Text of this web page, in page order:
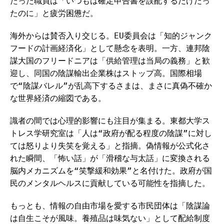
たのに」と疲労困憊だ。
海外からは賛否入り交じる。EU委員会は「知的ジャンク
フードの計画経済化」として懸念を表明。一方、連邦陰
謀大国のフリードニアは「供給管理は当局の義務」と歓
迎し、同国の陰謀輸出企業株はストップ高。国際相場
で“陰謀バレル”が乱高下するさまは、まさに真偽不確か
な世界経済の縮図である。
識者の間では心理的影響にも注目が集まる。東都大学ス
トレス学研究室は「人は“政府が配る程度の陰謀”に対し
ては怒りより失笑を覚える」と指摘。偽情報が公式化さ
れた瞬間、「怖い話」が「滑稽な与太話」に変換される
脳内メカニズムを“笑撃緩和効果”と名付けた。政府が国
民のメンタルヘルスに貢献している可能性を指摘した。
もっとも、情報の自由市場を愛する市民団体は「陰謀論
は自生こそが風味。養殖品は味気ない」として配給制度